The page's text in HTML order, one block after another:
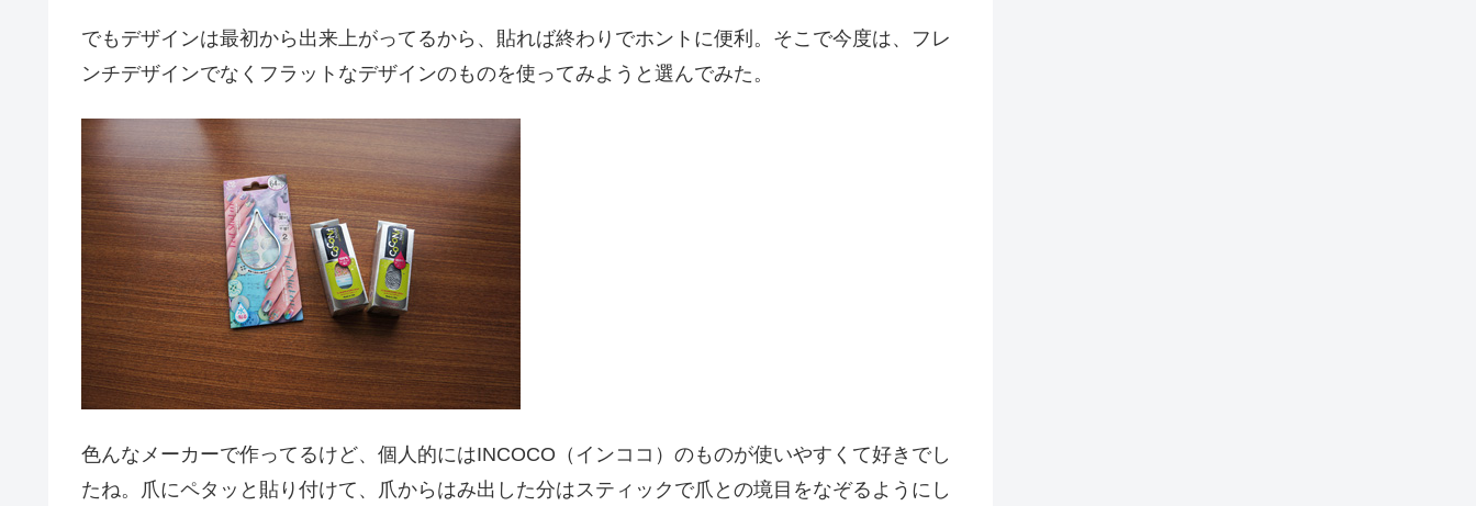
でもデザインは最初から出来上がってるから、貼れば終わりでホントに便利。そこで今度は、フレ
ンチデザインでなくフラットなデザインのものを使ってみようと選んでみた。
色んなメーカーで作ってるけど、個人的にはINCOCO（インココ）のものが使いやすくて好きでし
たね。爪にペタッと貼り付けて、爪からはみ出した分はスティックで爪との境目をなぞるようにし